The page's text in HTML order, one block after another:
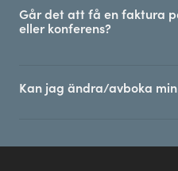
Går det att få en faktura
eller konferens?
Kan jag ändra/avboka